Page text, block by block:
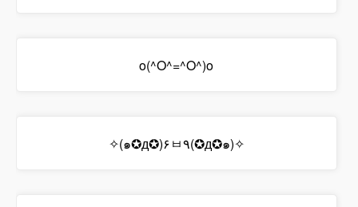
o(^O^=^O^)o
✧(๑✪д✪)۶ㅂ٩(✪д✪๑)✧